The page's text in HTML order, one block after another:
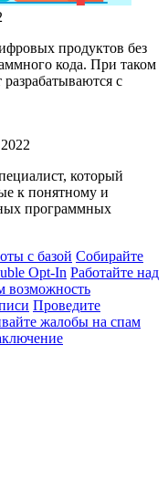
продуктов без
кода. При таком
с
который
к понятному и
программных
с базой Собирайте
Opt-In Работайте над
возможность
Проведите
жалобы на спам